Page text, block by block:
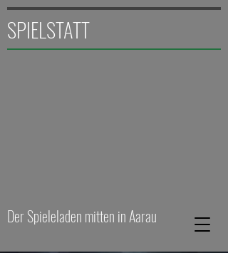
SPIELSTATT
Der Spieleladen mitten in Aarau